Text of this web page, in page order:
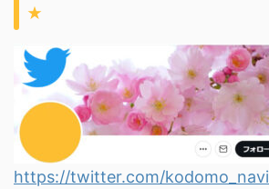
★
https://twitter.com/kodomo_navi_